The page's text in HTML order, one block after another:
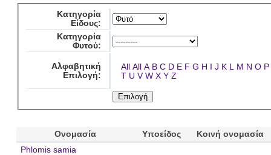
Κατηγορία
Είδους:
Κατηγορία
Φυτού:
Αλφαβητική
Επιλογή:
All All A B C D E F G H I J K L M N O P
T U V W X Y Z
Ονομασία Υποείδος
Κοινή ονομασία
Phlomis samia